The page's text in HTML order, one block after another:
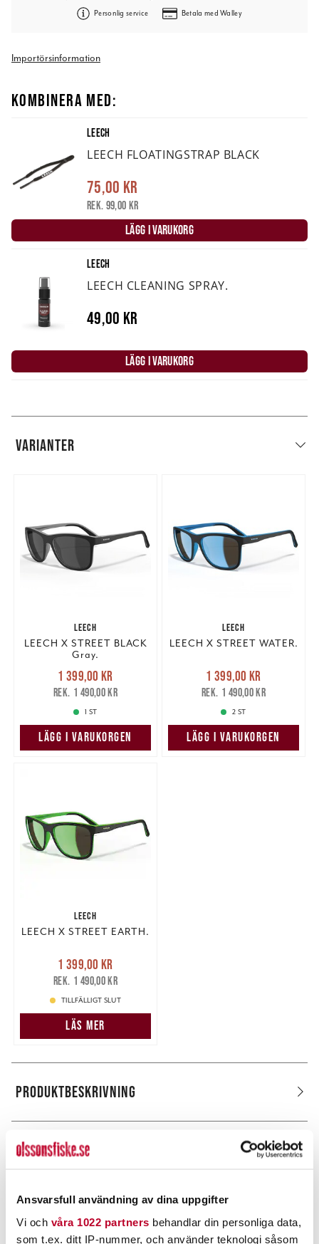
Ansvarsfull användning av dina uppgifter
Vi och våra 1022 partners behandlar din personliga data,
som t.ex. ditt IP-nummer, och använder teknologi såsom
Personlig service Betala med Walley
Importörsinformation
KOMBINERA MED:
LEECH
LEECH FLOATINGSTRAP BLACK
75,00 kr
Rek. 99,00 kr
LÄGG I VARUKORG
LEECH
LEECH CLEANING SPRAY.
49,00 kr
LÄGG I VARUKORG
VARIANTER
LEECH
LEECH X STREET BLACK
Gray.
Nuvarande pris
1 399,00 krTidigare pris
1 490,00 kr
1 399,00 kr
1 490,00 kr
1 ST
LÄGG I VARUKORGEN
LEECH
LEECH X STREET WATER.
Nuvarande pris
1 399,00 krTidigare pris
1 490,00 kr
1 399,00 kr
1 490,00 kr
2 ST
LÄGG I VARUKORGEN
LEECH
LEECH X STREET EARTH.
Nuvarande pris
1 399,00 krTidigare pris
1 490,00 kr
1 399,00 kr
1 490,00 kr
TILLFÄLLIGT SLUT
LÄS MER
PRODUKTBESKRIVNING